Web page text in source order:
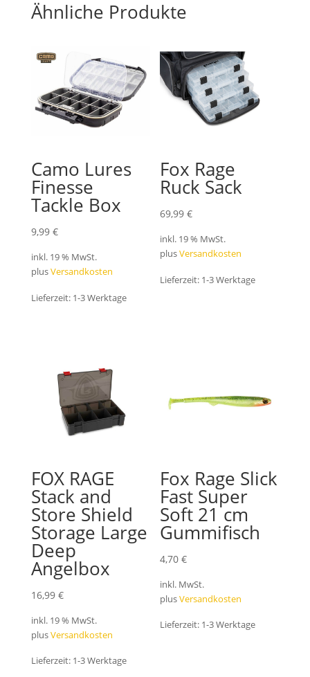
Ähnliche Produkte
Camo Lures
Finesse
Tackle Box
9,99 €
inkl. 19 % MwSt.
plusVersandkosten
Lieferzeit: 1-3 Werktage
Fox Rage
Ruck Sack
69,99€
inkl. 19 % MwSt.
plusVersandkosten
Lieferzeit: 1-3 Werktage
FOX RAGE
Stack and
Store Shield
Storage Large
Deep
Angelbox
16,99 €
inkl. 19 % MwSt.
plusVersandkosten
Lieferzeit: 1-3 Werktage
Fox Rage Slick
Fast Super
Soft 21 cm
Gummifisch
4,70€
inkl. MwSt.
plusVersandkosten
Lieferzeit: 1-3 Werktage